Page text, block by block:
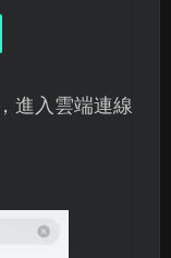
進入雲端連線